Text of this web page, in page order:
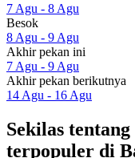
7 Agu - 8 Agu
Besok
8 Agu - 9 Agu
Akhir pekan ini
7 Agu - 9 Agu
Akhir pekan berikutnya
14 Agu - 16 Agu
Sekilas
terpopuler di